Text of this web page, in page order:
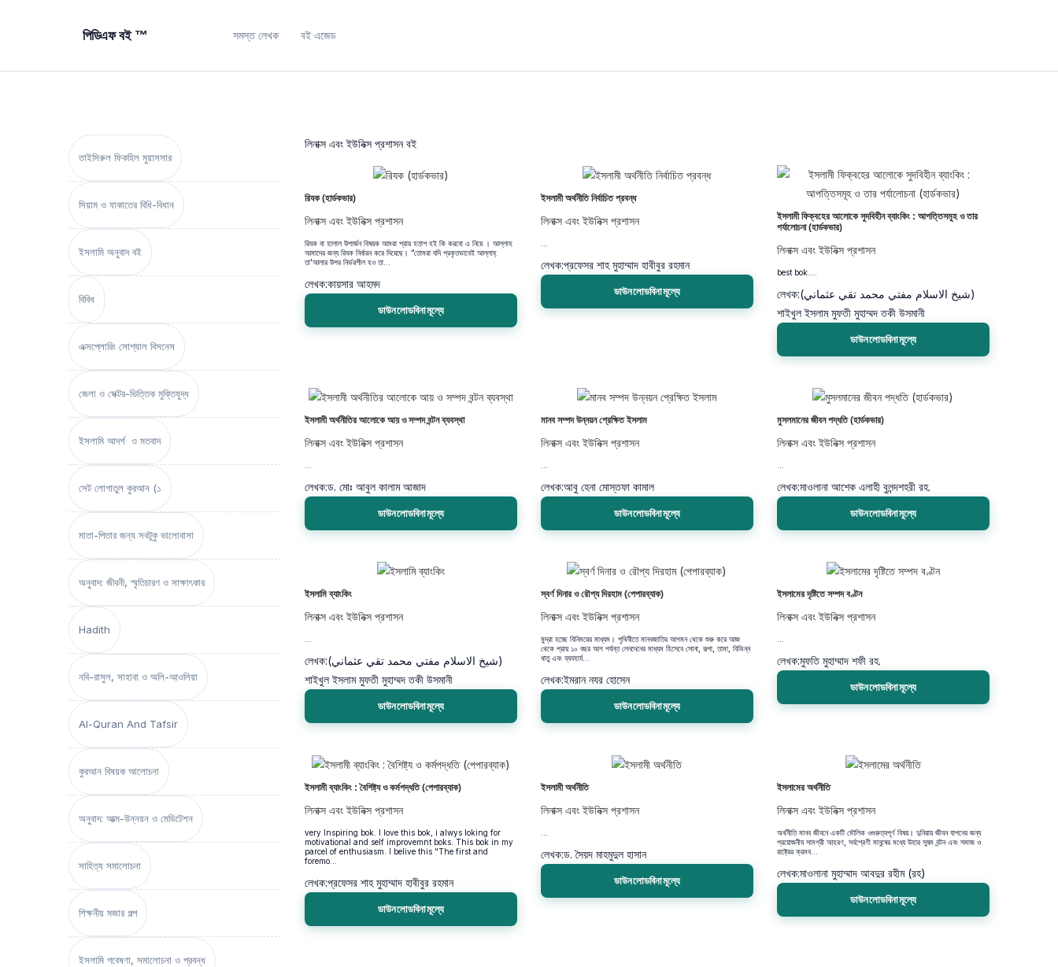
পিডিএফ বই ™ সমস্ত লেখক বই এজেড
তাইসিরুল ফিকহিল মুয়াসসার
সিয়াম ও যাকাতের বিধি-বিধান
ইসলামি অনুবাদ বই
বিবিধ
এক্সপ্লোরিং সোশ্যাল বিসনেস
জেলা ও সেক্টর-ভিত্তিক মুক্তিযুদ্ধ
ইসলামি আদর্শ ও মতবাদ
সেট লোগাতুল কুরআন (১
মাতা-পিতার জন্য সবটুকু ভালোবাসা
অনুবাদ: জীবনী, স্মৃতিচারণ ও সাক্ষাৎকার
Hadith
নবি-রাসুল, সাহাবা ও অলি-আওলিয়া
Al-Quran And Tafsir
কুরআন বিষয়ক আলোচনা
অনুবাদ: আত্ম-উন্নয়ন ও মেডিটেশন
সাহিত্য সমালোচনা
শিক্ষনীয় মজার গল্প
ইসলামি গবেষণা, সমালোচনা ও প্রবন্ধ
লিনাক্স এবং ইউনিক্স প্রশাসন বই
রিযক (হার্ডকভার)
লিনাক্স এবং ইউনিক্স প্রশাসন
রিযক বা হালাল উপার্জন বিষয়ক আমরা প্রায় হতাশ হই কি করবো এ নিয়ে । আল্লাহ
আমাদের জন্য রিযক নির্ধারন করে দিয়েছে। “তোমরা যদি প্রকৃতভাবেই আল্লাহ্
তা'আলার উপর নির্ভরশীল হও তা...
লেখক:কায়সার আহমদ
ডাউনলোডবিনামূল্যে
ইসলামী অর্থনীতি নির্বাচিত প্রবন্ধ
লিনাক্স এবং ইউনিক্স প্রশাসন
লেখক:প্রফেসর শাহ মুহাম্মাদ হাবীবুর রহমান
ডাউনলোডবিনামূল্যে
ইসলামী ফিক্বহের আলোকে সুদবিহীন ব্যাংকিং : আপত্তিসমূহ ও তার
পর্যালোচনা (হার্ডকভার)
লিনাক্স এবং ইউনিক্স প্রশাসন
best bok....
লেখক:(شيخ الاسلام مفتي محمد تقي عثماني)
শাইখুল ইসলাম মুফতী মুহাম্মদ তকী উসমানী
ডাউনলোডবিনামূল্যে
ইসলামী অর্থনীতির আলোকে আয় ও সম্পদ বন্টন ব্যবস্থা
লিনাক্স এবং ইউনিক্স প্রশাসন
লেখক:ড. মোঃ আবুল কালাম আজাদ
ডাউনলোডবিনামূল্যে
মানব সম্পদ উন্নয়ন প্রেক্ষিত ইসলাম
লিনাক্স এবং ইউনিক্স প্রশাসন
লেখক:আবু হেনা মোস্তফা কামাল
ডাউনলোডবিনামূল্যে
মুসলমানের জীবন পদ্ধতি (হার্ডকভার)
লিনাক্স এবং ইউনিক্স প্রশাসন
লেখক:মাওলানা আশেক এলাহী বুলন্দশহরী রহ.
ডাউনলোডবিনামূল্যে
ইসলামি ব্যাংকিং
লিনাক্স এবং ইউনিক্স প্রশাসন
লেখক:(شيخ الاسلام مفتي محمد تقي عثماني)
শাইখুল ইসলাম মুফতী মুহাম্মদ তকী উসমানী
ডাউনলোডবিনামূল্যে
স্বর্ণ দিনার ও রৌপ্য দিরহাম (পেপারব্যাক)
লিনাক্স এবং ইউনিক্স প্রশাসন
মুদ্রা হচ্ছে বিনিময়ের মাধ্যম। পৃথিবীতে মানবজাতির আগমন থেকে শুরু করে আজ
থেকে প্রায় ১০ বছর আগ পর্যন্ত লেনদেনের মাধ্যম হিসেবে সোনা, রূপা, তামা, বিভিন্ন
ধাতু এবং ব্যবহার্য...
লেখক:ইমরান নযর হোসেন
ডাউনলোডবিনামূল্যে
ইসলামের দৃষ্টিতে সম্পদ বণ্টন
লিনাক্স এবং ইউনিক্স প্রশাসন
লেখক:মুফতি মুহাম্মাদ শফী রহ.
ডাউনলোডবিনামূল্যে
ইসলামী ব্যাংকিং : বৈশিষ্ট্য ও কর্মপদ্ধতি (পেপারব্যাক)
লিনাক্স এবং ইউনিক্স প্রশাসন
very Inspiring bok. I love this bok, i alwys loking for
motivational and self improvemnt boks. This bok in my
parcel of enthusiasm. I belive this "The first and
foremo...
লেখক:প্রফেসর শাহ মুহাম্মাদ হাবীবুর রহমান
ডাউনলোডবিনামূল্যে
ইসলামী অর্থনীতি
লিনাক্স এবং ইউনিক্স প্রশাসন
লেখক:ড. সৈয়দ মাহমুদুল হাসান
ডাউনলোডবিনামূল্যে
ইসলামের অর্থনীতি
লিনাক্স এবং ইউনিক্স প্রশাসন
অর্থনীতি মানব জীবনে একটি মৌলিক ওগুরুত্বপূর্ণ বিষয়। দুনিয়ায় জীবন যাপনের জন্য
প্রয়োজনীয সামগ্রী আহরণ, সর্বশ্রেণী মানুষের মধ্যে উহার সুষম বন্টন এবং সমাজ ও
রাষ্ট্রের ক্রমব...
লেখক:মাওলানা মুহাম্মাদ আবদুর রহীম (রহ)
ডাউনলোডবিনামূল্যে